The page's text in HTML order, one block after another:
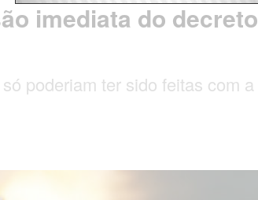
imediata do decreto
poderiam ter sido feitas com a